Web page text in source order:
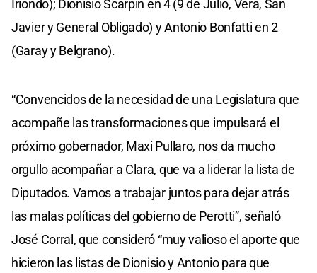
Iriondo); Dionisio Scarpin en 4 (9 de Julio, Vera, San
Javier y General Obligado) y Antonio Bonfatti en 2
(Garay y Belgrano).
“Convencidos de la necesidad de una Legislatura que
acompañe las transformaciones que impulsará el
próximo gobernador, Maxi Pullaro, nos da mucho
orgullo acompañar a Clara, que va a liderar la lista de
Diputados. Vamos a trabajar juntos para dejar atrás
las malas políticas del gobierno de Perotti”, señaló
José Corral, que consideró “muy valioso el aporte que
hicieron las listas de Dionisio y Antonio para que